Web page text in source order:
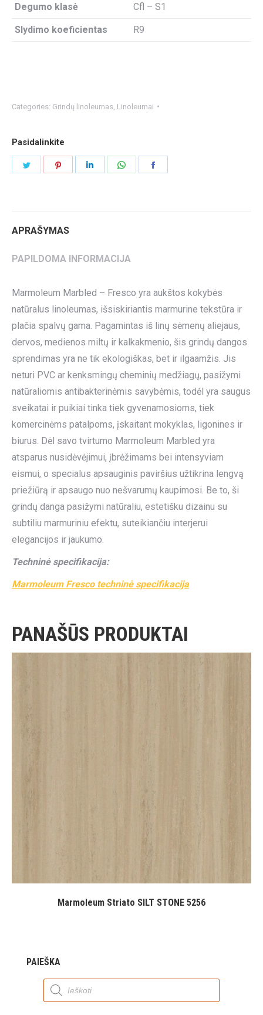
Degumo klasė Cfl – S1
Slydimo koeficientas R9
Categories: Grindų linoleumas Linoleumai
Pasidalinkite
APRAŠYMAS
PAPILDOMA INFORMACIJA
Marmoleum Marbled – Fresco yra aukštos kokybės
natūralus linoleumas, išsiskiriantis marmurine tekstūra ir
plačia spalvų gama. Pagamintas iš linų sėmenų aliejaus,
dervos, medienos miltų ir kalkakmenio, šis grindų dangos
sprendimas yra ne tik ekologiškas, bet ir ilgaamžis. Jis
neturi PVC ar kenksmingų cheminių medžiagų, pasižymi
natūraliomis antibakterinėmis savybėmis, todėl yra saugus
sveikatai ir puikiai tinka tiek gyvenamosioms, tiek
komercinėms patalpoms, įskaitant mokyklas, ligonines ir
biurus. Dėl savo tvirtumo Marmoleum Marbled yra
atsparus nusidėvėjimui, įbrėžimams bei intensyviam
eismui, o specialus apsauginis paviršius užtikrina lengvą
priežiūrą ir apsaugo nuo nešvarumų kaupimosi. Be to, ši
grindų danga pasižymi natūraliu, estetišku dizainu su
subtiliu marmuriniu efektu, suteikiančiu interjerui
elegancijos ir jaukumo.
Techninė specifikacija:
Marmoleum Fresco techninė specifikacija
PANAŠŪS PRODUKTAI
Marmoleum Striato SILT STONE 5256
PAIEŠKA
Products
search